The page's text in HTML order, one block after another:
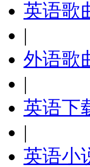
英语歌
|
外语歌
|
英语下
|
英语小